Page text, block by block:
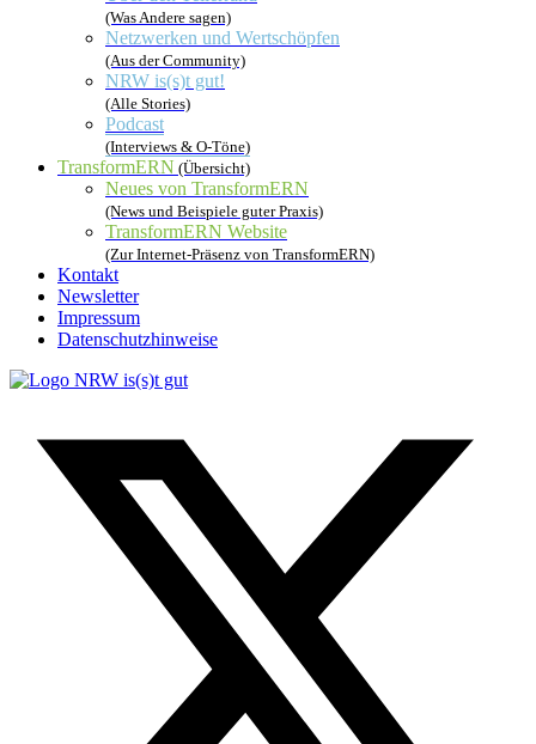
(Was Andere sagen)
Netzwerken und Wertschöpfen
(Aus der Community)
NRW is(s)t gut!
(Alle Stories)
Podcast
(Interviews & O-Töne)
TransformERN (Übersicht)
Neues von TransformERN
(News und Beispiele guter Praxis)
TransformERN Website
(Zur Internet-Präsenz von TransformERN)
Kontakt
Newsletter
Impressum
Datenschutzhinweise